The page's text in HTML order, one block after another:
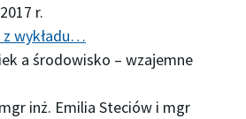
r.
z wykładu…
a środowisko – wzajemne
mgr inż. Emilia Steciów i mgr